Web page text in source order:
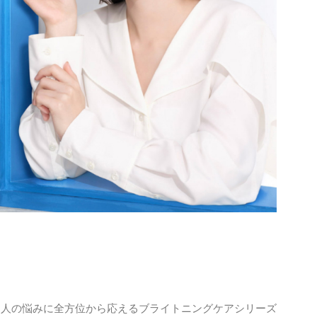
の悩みに全方位から応えるブライトニングケアシリーズ